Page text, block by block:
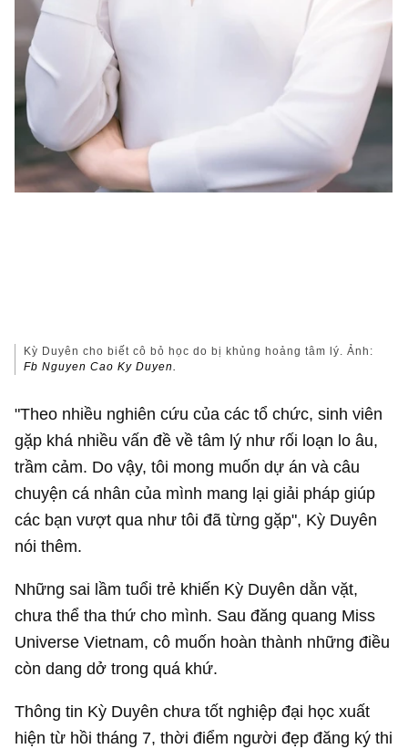
Kỳ Duyên cho biết cô bỏ học do bị khủng hoảng tâm lý. Ảnh:
Fb Nguyen Cao Ky Duyen.
"Theo nhiều nghiên cứu của các tổ chức, sinh viên
gặp khá nhiều vấn đề về tâm lý như rối loạn lo âu,
trầm cảm. Do vậy, tôi mong muốn dự án và câu
chuyện cá nhân của mình mang lại giải pháp giúp
các bạn vượt qua như tôi đã từng gặp", Kỳ Duyên
nói thêm.
Những sai lầm tuổi trẻ khiến Kỳ Duyên dằn vặt,
chưa thể tha thứ cho mình. Sau đăng quang Miss
Universe Vietnam, cô muốn hoàn thành những điều
còn dang dở trong quá khứ.
Thông tin Kỳ Duyên chưa tốt nghiệp đại học xuất
hiện từ hồi tháng 7, thời điểm người đẹp đăng ký thi